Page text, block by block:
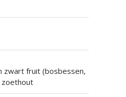
zwart fruit (bosbessen,
zoethout